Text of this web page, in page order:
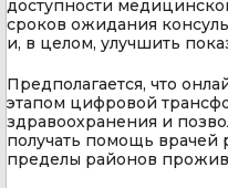
доступности
сроков ожидания
и, в целом, улучшить
Предполагается, что
этапом цифровой
здравоохранения и
получать помощь врачей
пределы районов